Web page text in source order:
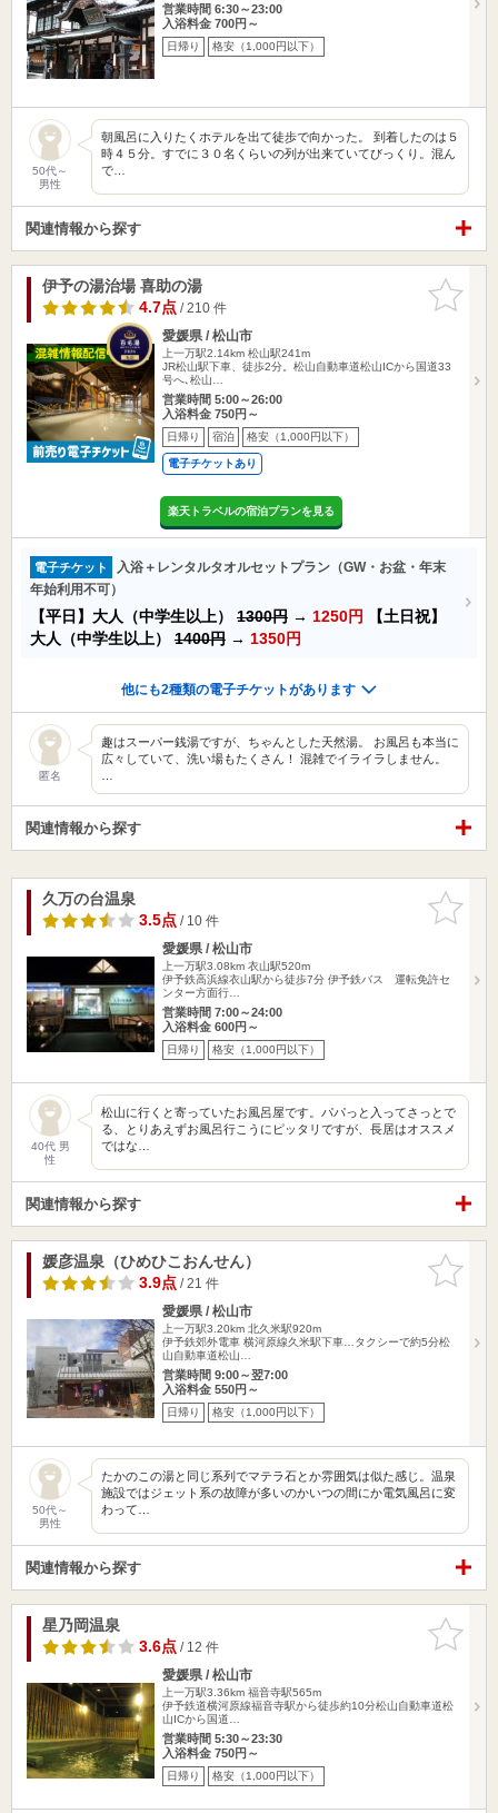
営業時間 6:30～23:00
入浴料金 700円～
日帰り 格安（1,000円以下）
50代～
男性
朝風呂に入りたくホテルを出て徒歩で向かった。 到着したのは５
時４５分。すでに３０名くらいの列が出来ていてびっくり。混ん
で…
関連情報から探す
お気に入
りに追加
伊予の湯治場 喜助の湯
4.7点/ 210 件
愛媛県 / 松山市
上一万駅2.14km 松山駅241m
JR松山駅下車、徒歩2分。松山自動車道松山ICから国道33
号へ､松山…
営業時間 5:00～26:00
入浴料金 750円～
日帰り 宿泊 格安（1,000円以下）
電子チケットあり
楽天トラベルの宿泊プランを見る
電子チケット
入浴＋レンタルタオルセットプラン（GW・お盆・年末
年始利用不可）
【平日】大人（中学生以上） 1300円 → 1250円
【土日祝】
大人（中学生以上） 1400円 → 1350円
他にも2種類の電子チケットがあります
匿名
趣はスーパー銭湯ですが、ちゃんとした天然湯。 お風呂も本当に
広々していて、洗い場もたくさん！ 混雑でイライラしません。
関連情報から探す
お気に入
りに追加
久万の台温泉
3.5点/ 10 件
愛媛県 / 松山市
上一万駅3.08km 衣山駅520m
伊予鉄高浜線衣山駅から徒歩7分 伊予鉄バス 運転免許セ
ンター方面行…
営業時間 7:00～24:00
入浴料金 600円～
日帰り 格安（1,000円以下）
40代 男
性
松山に行くと寄っていたお風呂屋です。パパっと入ってさっとで
る、とりあえずお風呂行こうにピッタリですが、長居はオススメ
ではな…
関連情報から探す
お気に入
りに追加
媛彦温泉（ひめひこおんせん）
3.9点/ 21 件
愛媛県 / 松山市
上一万駅3.20km 北久米駅920m
伊予鉄郊外電車 横河原線久米駅下車…タクシーで約5分松
山自動車道松山…
営業時間 9:00～翌7:00
入浴料金 550円～
日帰り 格安（1,000円以下）
50代～
男性
たかのこの湯と同じ系列でマテラ石とか雰囲気は似た感じ。温泉
施設ではジェット系の故障が多いのかいつの間にか電気風呂に変
わって…
関連情報から探す
お気に入
りに追加
星乃岡温泉
3.6点/ 12 件
愛媛県 / 松山市
上一万駅3.36km 福音寺駅565m
伊予鉄道横河原線福音寺駅から徒歩約10分松山自動車道松
山ICから国道…
営業時間 5:30～23:30
入浴料金 750円～
日帰り 格安（1,000円以下）